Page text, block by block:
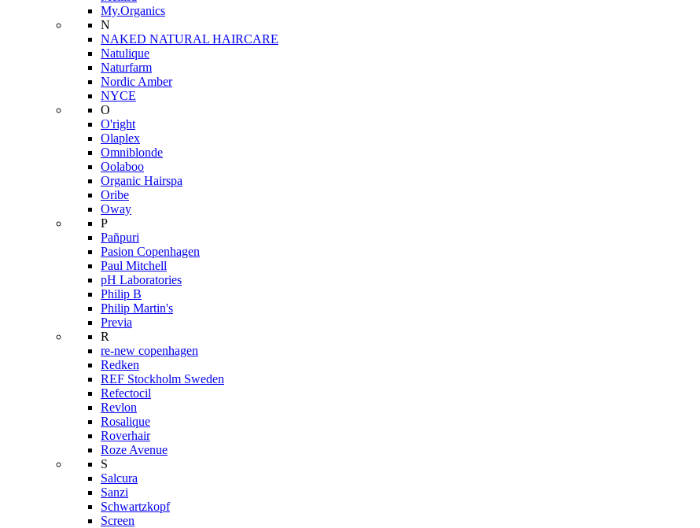
My.Organics
N
NAKED NATURAL HAIRCARE
Natulique
Naturfarm
Nordic Amber
NYCE
O
O'right
Olaplex
Omniblonde
Oolaboo
Organic Hairspa
Oribe
Oway
P
Pañpuri
Pasion Copenhagen
Paul Mitchell
pH Laboratories
Philip B
Philip Martin's
Previa
R
re-new copenhagen
Redken
REF Stockholm Sweden
Refectocil
Revlon
Rosalique
Roverhair
Roze Avenue
S
Salcura
Sanzi
Schwartzkopf
Screen